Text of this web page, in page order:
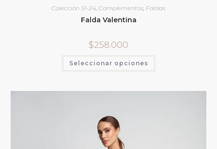
Colección S1-24 Complementos Faldas
Falda Valentina
$258.000
Seleccionar opciones